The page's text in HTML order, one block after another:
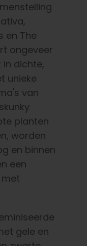
en The
ongeveer
dichte,
unieke
van
planten
worden
en binnen
een